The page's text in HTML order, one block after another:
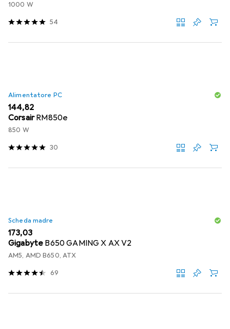
1000 W
54
Alimentatore PC
EUR
144,82
CorsairRM850e
850 W
30
Scheda madre
EUR
173,03
Gigabyte B650 GAMING X AX V2
AM5, AMD B650, ATX
69